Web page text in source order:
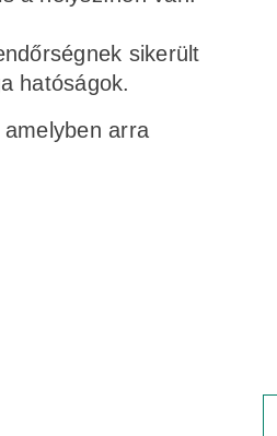
sikerült
hatóságok.
arra